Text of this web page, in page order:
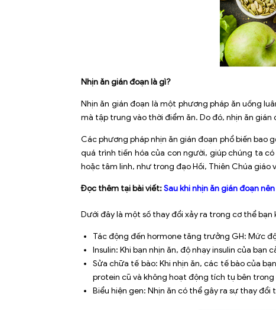
Nhịn ăn gián đoạn là gì?
Nhịn ăn gián đoạn là một phương pháp ăn uống
mà tập trung vào thời điểm ăn. Do đó, nhịn ăn
Các phương pháp nhịn ăn gián đoạn phổ biến bao
quá trình tiến hóa của con người, giúp chúng ta
hoặc tâm linh, như trong đạo Hồi, Thiên Chúa giáo
Đọc thêm tại bài viết:Sau khi nhịn ăn gián đoạn
Dưới đây là một số thay đổi xảy ra trong cơ thể bạn
Tác động đến hormone tăng trưởng GH: Mức
Insulin: Khi bạn nhịn ăn, độ nhạy insulin của
Sửa chữa tế bào: Khi nhịn ăn, các tế bào của
protein cũ và không hoạt động tích tụ bên trong
Biểu hiện gen: Nhịn ăn có thể gây ra sự thay